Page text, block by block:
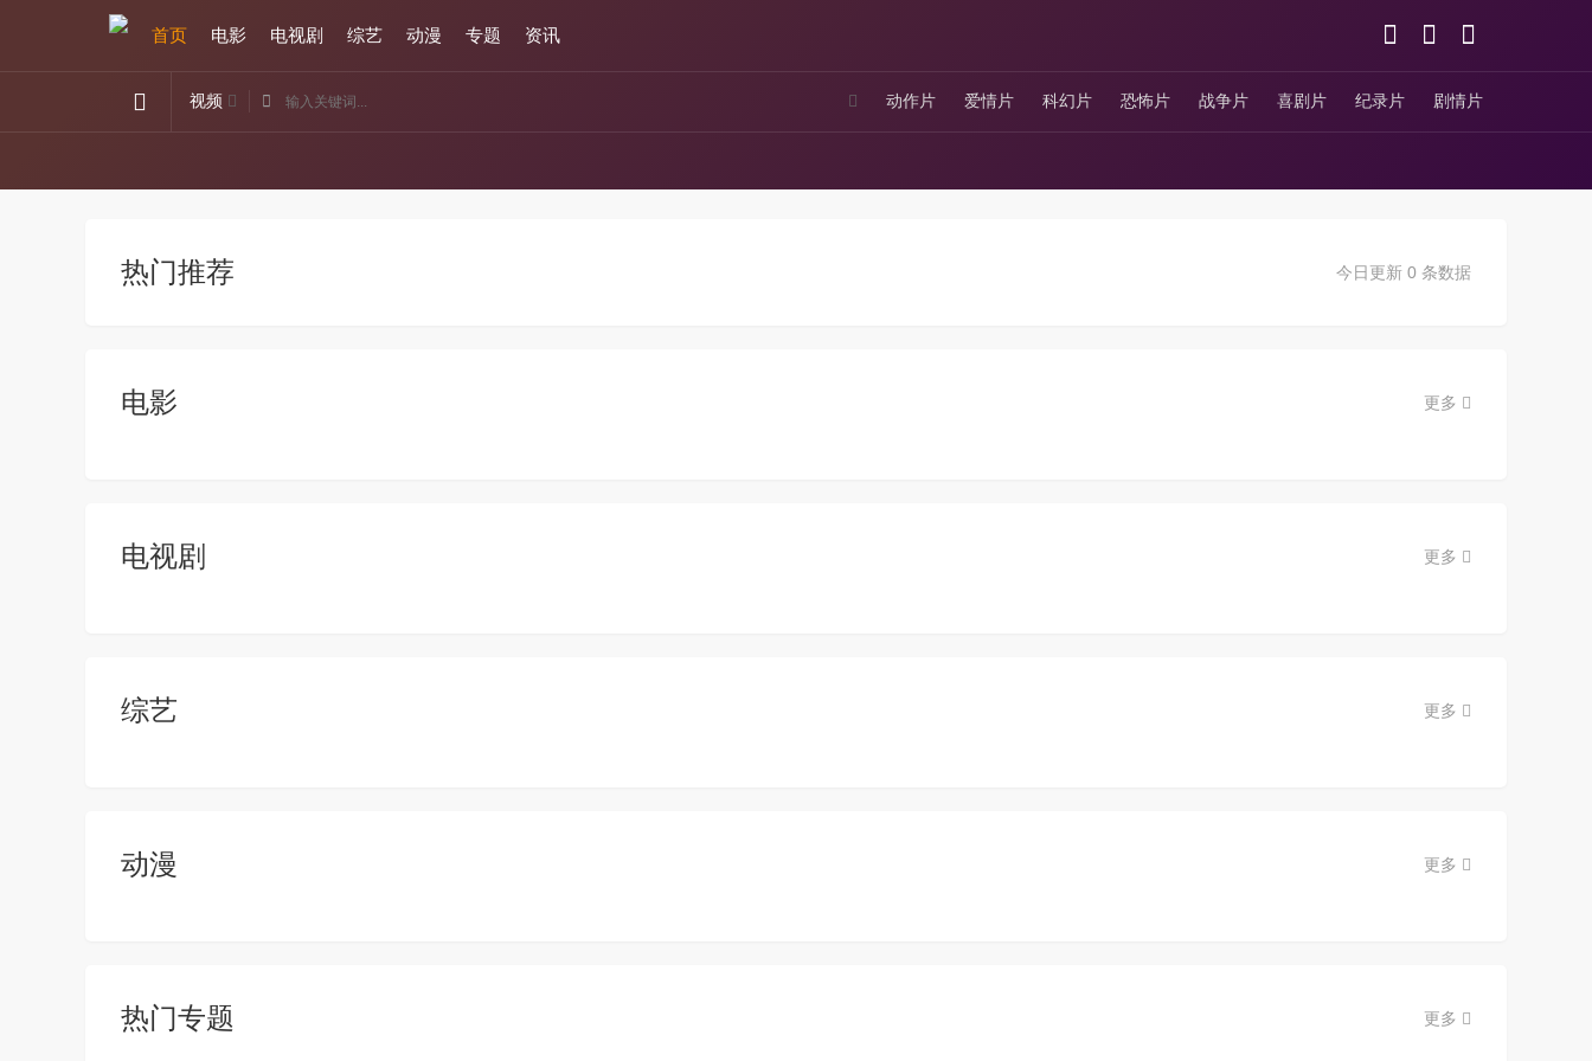
首页 电影 电视剧 综艺 动漫 专题 资讯
动作片 爱情片 科幻片 恐怖片 战争片 喜剧片 纪录片 剧情片
视频
今日更新 0 条数据
热门推荐
电影 更多
电视剧 更多
综艺 更多
动漫 更多
热门专题 更多